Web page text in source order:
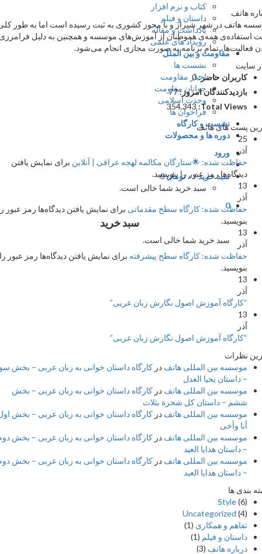
کتاب و نرم افزار
داستان و فیلم
یادداشت و مقاله
رویداد های علمی
مقاومت و بین الملل
نشست ها
اخبار مقاومت
جوانان مقاومت
وحدت اسلامی
فراخوان ها
نشست و کارگاه
دوره ها و محصولات
ورود
سبد خرید /۰تومان0
سبد خرید شما خالی است.
0
سبد خرید
سبد خرید شما خالی است.
هاتف
هاتف در شهر شیراز و با مجوز کشوری به ثبت رسیده است اما به طور کلی
همه‌ی هموطنان از آموزش‌های موسسه و همچنین به دلیل فرامرزی
تمام برنامه به صورت مجازی انجام می‌شود.
کاربران حاضر:0
بازدیدکنندگان امروز:77
Total Views:
354,343
پست های هاتف
25
آذر
حفاظت شده: 🌟ستارگان مکالمه لهجه عراقی | آنلاینبرای نمایش یافتن
دیدگاه‌ها رمز عبور را بنویسید.
13
آذر
حفاظت شده: کارگاه سطح مقدماتیبرای نمایش یافتن دیدگاه‌ها رمز عبور را
بنویسید.
13
آذر
حفاظت شده: کارگاه سطح پیشرفتهبرای نمایش یافتن دیدگاه‌ها رمز عبور را
بنویسید.
13
آذر
“کارگاه آموزش اصول نگارش زبان عربی”
13
آذر
“کارگاه آموزش اصول نگارش زبان عربی”
نظرات
موسسه بین المللی هاتفدرکارگاه داستان خوانی به زبان عربی – بخش سوم
– داستان یحیا العدل
موسسه بین المللی هاتفدرکارگاه داستان خوانی به زبان عربی – بخش
ششم – داستان کل شجرة بثلاث
موسسه بین المللی هاتفدرکارگاه داستان خوانی به زبان عربی – بخش اول –
أنا وأخی
موسسه بین المللی هاتفدرکارگاه داستان خوانی به زبان عربی – بخش دوم
– داستان هدایا العید
موسسه بین المللی هاتفدرکارگاه داستان خوانی به زبان عربی – بخش دوم
– داستان هدایا العید
ها
Style(6)
Uncategorized(4)
تفاهم و همکاری (1)
داستان و فیلم(1)
درباره هاتف(3)